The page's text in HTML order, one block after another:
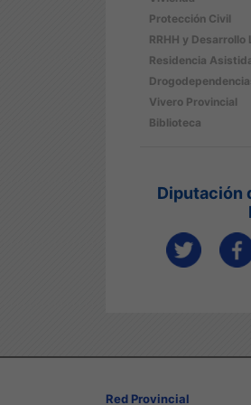
Protección Civil
RRHH y Desarrollo
Residencia
Vivero Provincial
Biblioteca
Diputación
Red Provincial